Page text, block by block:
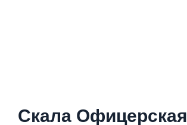
Скала Офицерская